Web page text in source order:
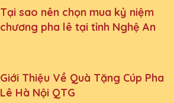
Tại sao nên chọn mua kỷ niệm
chương pha lê tại tỉnh Nghệ An
Giới Thiệu Về Quà Tặng Cúp Pha
Lê Hà Nội QTG